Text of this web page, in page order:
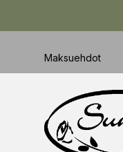
Maksuehdot